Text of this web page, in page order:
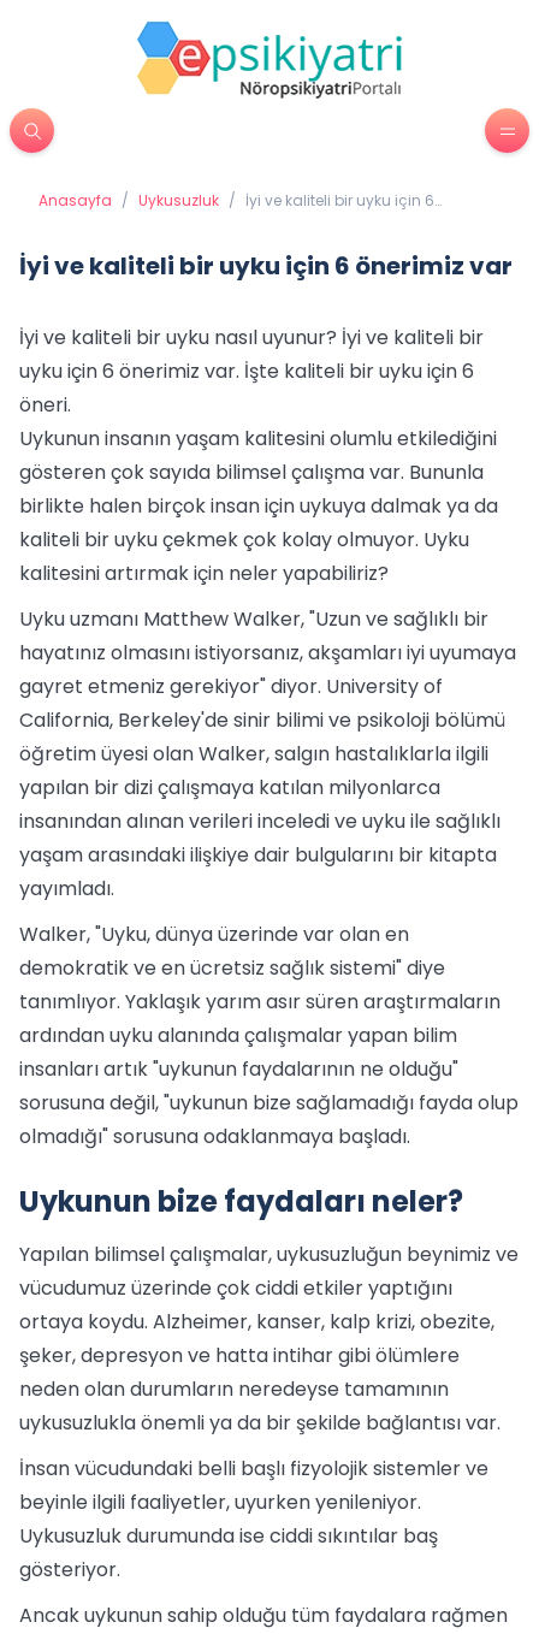
Anasayfa / Uykusuzluk / İyi ve kaliteli bir uyku için 6
İyi ve kaliteli bir uyku için 6 önerimiz var
İyi ve kaliteli bir uyku nasıl uyunur? İyi ve kaliteli bir
uyku için 6 önerimiz var. İşte kaliteli bir uyku için 6
öneri.
Uykunun insanın yaşam kalitesini olumlu etkilediğini
gösteren çok sayıda bilimsel çalışma var. Bununla
birlikte halen birçok insan için uykuya dalmak ya da
kaliteli bir uyku çekmek çok kolay olmuyor. Uyku
kalitesini artırmak için neler yapabiliriz?
Uyku uzmanı Matthew Walker, "Uzun ve sağlıklı bir
hayatınız olmasını istiyorsanız, akşamları iyi uyumaya
gayret etmeniz gerekiyor" diyor. University of
California, Berkeley'de sinir bilimi ve psikoloji bölümü
öğretim üyesi olan Walker, salgın hastalıklarla ilgili
yapılan bir dizi çalışmaya katılan milyonlarca
insanından alınan verileri inceledi ve uyku ile sağlıklı
yaşam arasındaki ilişkiye dair bulgularını bir kitapta
yayımladı.
Walker, "Uyku, dünya üzerinde var olan en
demokratik ve en ücretsiz sağlık sistemi" diye
tanımlıyor. Yaklaşık yarım asır süren araştırmaların
ardından uyku alanında çalışmalar yapan bilim
insanları artık "uykunun faydalarının ne olduğu"
sorusuna değil, "uykunun bize sağlamadığı fayda olup
olmadığı" sorusuna odaklanmaya başladı.
Uykunun bize faydaları neler?
Yapılan bilimsel çalışmalar, uykusuzluğun beynimiz ve
vücudumuz üzerinde çok ciddi etkiler yaptığını
ortaya koydu. Alzheimer, kanser, kalp krizi, obezite,
şeker, depresyon ve hatta intihar gibi ölümlere
neden olan durumların neredeyse tamamının
uykusuzlukla önemli ya da bir şekilde bağlantısı var.
İnsan vücudundaki belli başlı fizyolojik sistemler ve
beyinle ilgili faaliyetler, uyurken yenileniyor.
Uykusuzluk durumunda ise ciddi sıkıntılar baş
gösteriyor.
Ancak uykunun sahip olduğu tüm faydalara rağmen